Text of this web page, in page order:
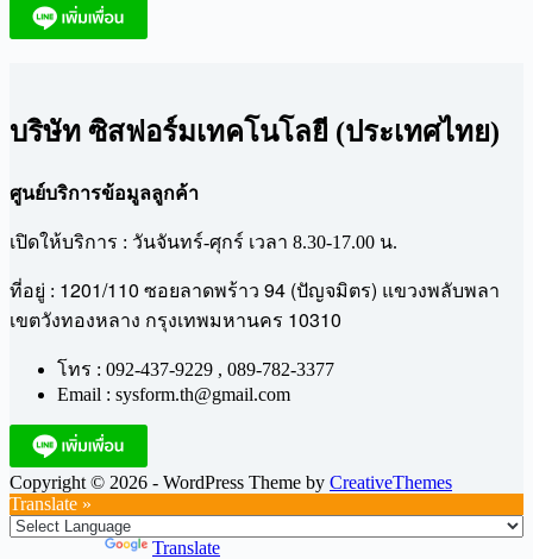
บริษัท ซิสฟอร์มเทคโนโลยี (ประเทศไทย)
ศูนย์บริการข้อมูลลูกค้า
เปิดให้บริการ : วันจันทร์-ศุกร์ เวลา 8.30-17.00 น.
ที่อยู่ : 1201/110 ซอยลาดพร้าว 94 (ปัญจมิตร) แขวงพลับพลา
เขตวังทองหลาง กรุงเทพมหานคร 10310
โทร : 092-437-9229 , 089-782-3377
Email : sysform.th@gmail.com
Copyright © 2026 - WordPress Theme by CreativeThemes
Translate »
Translate